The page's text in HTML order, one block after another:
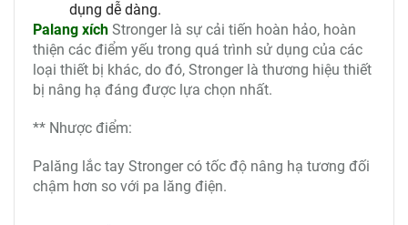
dụng dễ dàng.
Palang xích Stronger là sự cải tiến hoàn hảo, hoàn
thiện các điểm yếu trong quá trình sử dụng của các
loại thiết bị khác, do đó, Stronger là thương hiệu thiết
bị nâng hạ đáng được lựa chọn nhất.
** Nhược điểm:
Palăng lắc tay Stronger có tốc độ nâng hạ tương đối
chậm hơn so với pa lăng điện.